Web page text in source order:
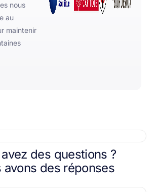
nous
au
maintenir
des questions ?
avons des réponses